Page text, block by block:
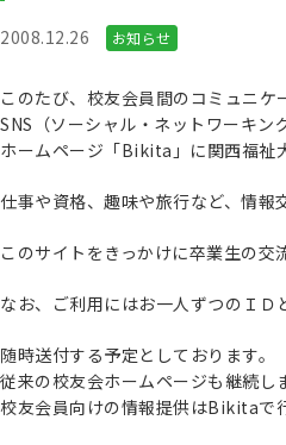
2008.12.26 お知らせ
このたび、校友会員間のコミュニケ
SNS（ソーシャル・ネットワーキン
ホームページ「Bikita」に関西福祉
仕事や資格、趣味や旅行など、情報
このサイトをきっかけに卒業生の交
なお、ご利用にはお一人ずつのＩＤ
随時送付する予定としております。
従来の校友会ホームページも継続し
校友会員向けの情報提供はBikitaで